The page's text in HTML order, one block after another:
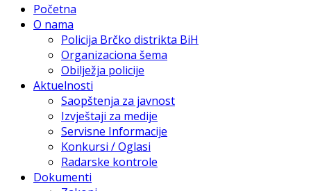
Početna
O nama
Policija Brčko distrikta BiH
Organizaciona šema
Obilježja policije
Aktuelnosti
Saopštenja za javnost
Izvještaji za medije
Servisne Informacije
Konkursi / Oglasi
Radarske kontrole
Dokumenti